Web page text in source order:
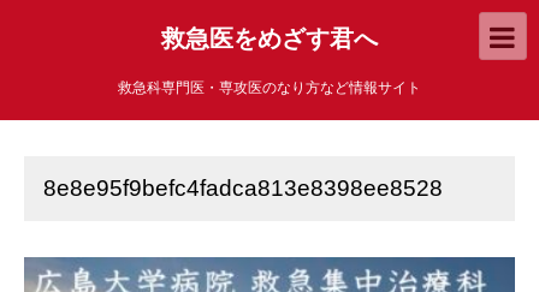
救急医をめざす君へ
救急科専門医・専攻医のなり方など情報サイト
8e8e95f9befc4fadca813e8398ee8528